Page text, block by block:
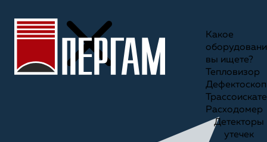
Какое
вы ищете?
Тепловизор
Дефектоскоп
Расходомер
Детекторы
утечек